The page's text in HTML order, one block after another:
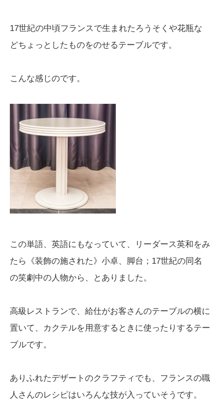
17世紀の中頃フランスで生まれたろうそくや花瓶な
どちょっとしたものをのせるテーブルです。
こんな感じのです。
この単語、英語にもなっていて、リーダース英和をみ
たら《装飾の施された》小卓、脚台；17世紀の同名
の笑劇中の人物から、とありました。
高級レストランで、給仕がお客さんのテーブルの横に
置いて、カクテルを用意するときに使ったりするテー
ブルです。
ありふれたデザートのクラフティでも、フランスの職
人さんのレシピはいろんな技が入っていそうです。